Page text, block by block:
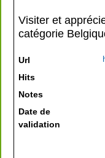
Visiter et
catégorie
Url
Hits
Notes
Date de
validation